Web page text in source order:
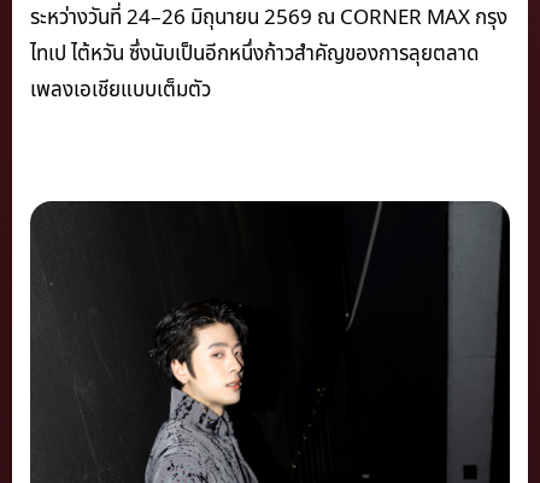
ระหว่างวันที่ 24–26 มิถุนายน 2569 ณ CORNER MAX กรุง
ไทเป ไต้หวัน ซึ่งนับเป็นอีกหนึ่งก้าวสำคัญของการลุยตลาด
เพลงเอเชียแบบเต็มตัว